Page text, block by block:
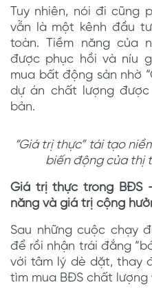
Tuy nhiên, nói đi cũng
vẫn là một kênh đầu
toàn. Tiềm năng của
được phục hồi và níu
mua bất động sản nhờ
dự án chất lượng
bản.
“Giá trị thực” tái tạo
biến độngcủa thị
Giá trị thực trong BĐS
năng và giá trị cộng
Sau những cuộc chạy
để rồi nhận trái đắng
với tâm lý dè dặt, thay
tìm mua BĐS chất lượng